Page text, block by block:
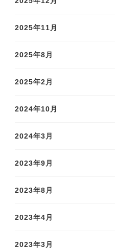
2025年11月
2025年8月
2025年2月
2024年10月
2024年3月
2023年9月
2023年8月
2023年4月
2023年3月